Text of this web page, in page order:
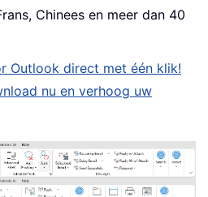
Chinees en meer dan 40
Outlook direct met één klik!
nu en verhoog uw